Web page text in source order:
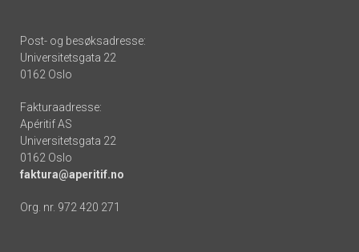
Post- og besøksadresse:
Universitetsgata 22
0162 Oslo
Fakturaadresse:
Apéritif AS
Universitetsgata 22
0162 Oslo
faktura@aperitif.no
Org. nr. 972 420 271